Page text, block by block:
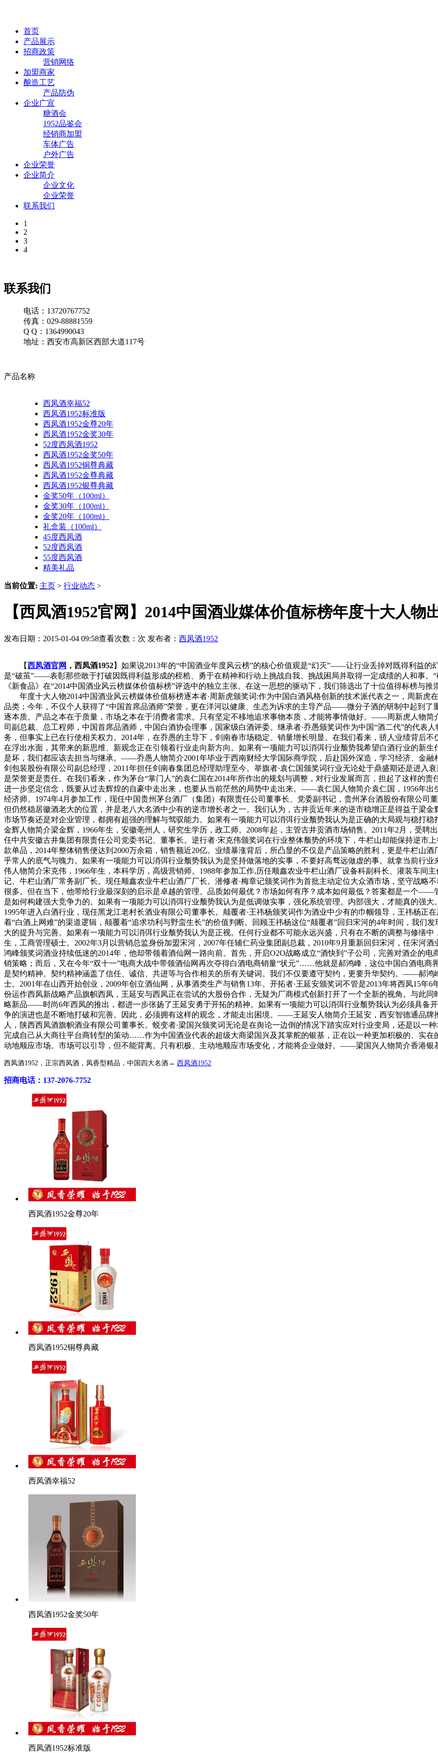
首页
产品展示
招商政策
营销网络
加盟商家
酿造工艺
产品防伪
企业广宣
糖酒会
1952品鉴会
经销商加盟
车体广告
户外广告
企业荣誉
企业简介
企业文化
企业荣誉
联系我们
1
2
3
4
联系我们
电话：13720767752
传真：029-88881559
Q Q：1364990043
地址：西安市高新区西部大道117号
产品名称
西凤酒幸福52
西凤酒1952标准版
西凤酒1952金尊20年
西凤酒1952金奖30年
52度西凤酒1952
西凤酒1952金奖50年
西凤酒1952铜尊典藏
西凤酒1952金尊典藏
西凤酒1952银尊典藏
金奖50年（100ml）
金奖30年（100ml）
金奖20年（100ml）
礼盒装（100ml）
45度西凤酒
52度西凤酒
55度西凤酒
精美礼品
当前位置: 主页 > 行业动态 >
【西凤酒1952官网】2014中国酒业媒体价值标榜年度十大人物
发布日期：2015-01-04 09:58查看次数： 次 发布者： 西凤酒1952
【西凤酒官网 ，西凤酒1952】如果说2013年的“中国酒业年度风云榜”的核心价值观是“幻灭”——让行业丢掉对既得利益的
是“破茧”——表彰那些敢于打破因既得利益形成的桎梏、勇于在精神和行动上挑战自我、挑战困局并取得一定成绩的人和事。
《新食品》在“2014中国酒业风云榜媒体价值标榜”评选中的独立主张。在这一思想的驱动下，我们筛选出了十位值得标榜与推
年度十大人物2014中国酒业风云榜媒体价值标榜逐本者·周新虎颁奖词:作为中国白酒风格创新的技术派代表之一，周新虎
品类；今年，不仅个人获得了“中国首席品酒师”荣誉，更在洋河以健康、生态为诉求的主导产品——微分子酒的研制中起到
逐本质。产品之本在于质量，市场之本在于消费者需求。只有坚定不移地追求事物本质，才能将事情做好。——周新虎人物简
司副总裁、总工程师，中国首席品酒师，中国白酒协会理事，国家级白酒评委。继承者·乔愚颁奖词作为中国“酒二代”的代表
务，但事实上已在行使相关权力。2014年，在乔愚的主导下，剑南春市场稳定、销量增长明显。在我们看来，骄人业绩背后
在浮出水面，其带来的新思维、新观念正在引领着行业走向新方向。如果有一项能力可以消弭行业颓势我希望白酒行业的新
是坏，我们都应该去担当与继承。——乔愚人物简介2001年毕业于西南财经大学国际商学院，后赴国外深造，学习经济、金
剑包装股份有限公司副总经理，2011年担任剑南春集团总经理助理至今。举旗者·袁仁国颁奖词行业无论处于鼎盛期还是进入
是荣誉更是责任。在我们看来，作为茅台“掌门人”的袁仁国在2014年所作出的规划与调整，对行业发展而言，担起了这样的
进一步坚定信念，既要从过去辉煌的自豪中走出来，也要从当前茫然的局势中走出来。——袁仁国人物简介袁仁国，1956年出
经济师。1974年4月参加工作，现任中国贵州茅台酒厂（集团）有限责任公司董事长、党委副书记，贵州茅台酒股份有限公司
但仍然稳居徽酒老大的位置，并是老八大名酒中少有的逆市增长者之一。我们认为，古井贡近年来的逆市稳增正是得益于梁
市场节奏还是对企业管理，都拥有超强的理解与驾驭能力。如果有一项能力可以消弭行业颓势我认为是正确的大局观与稳打
金辉人物简介梁金辉，1966年生，安徽亳州人，研究生学历，政工师。2008年起，主管古井贡酒市场销售。2011年2月，受聘
任中共安徽古井集团有限责任公司党委书记、董事长。逆行者·宋克伟颁奖词在行业整体颓势的环境下，牛栏山却能保持逆市
款单品，2014年整体销售便达到2000万余箱，销售额近20亿。业绩暴涨背后，所凸显的不仅是产品策略的胜利，更是牛栏山
乎常人的底气与魄力。如果有一项能力可以消弭行业颓势我认为是坚持做落地的实事，不要好高骛远做虚的事。就拿当前行
伟人物简介宋克伟，1966年生，本科学历，高级营销师。1988年参加工作,历任顺鑫农业牛栏山酒厂设备科副科长、灌装车间
记、牛栏山酒厂常务副厂长。现任顺鑫农业牛栏山酒厂厂长。潜修者·梅章记颁奖词作为首批主动定位大众酒市场，坚守战略
很多。但在当下，他带给行业最深刻的启示是卓越的管理。品质如何最优？市场如何有序？成本如何最低？答案都是一个
是如何构建强大竞争力的。如果有一项能力可以消弭行业颓势我认为是低调做实事，强化系统管理。内部强大，才能真的强
1995年进入白酒行业，现任黑龙江老村长酒业有限公司董事长。颠覆者·王祎杨颁奖词作为酒业中少有的巾帼领导，王祎杨正
着“白酒上网难”的渠道逻辑，颠覆着“追求功利与野蛮生长”的价值判断。回顾王祎杨这位“颠覆者”回归宋河的4年时间，我们
大的提升与完善。如果有一项能力可以消弭行业颓势我认为是正视。任何行业都不可能永远兴盛，只有在不断的调整与修缮
生，工商管理硕士。2002年3月以营销总监身份加盟宋河，2007年任辅仁药业集团副总裁，2010年9月重新回归宋河，任宋河
鸿峰颁奖词酒业持续低迷的2014年，他却带领着酒仙网一路向前。首先，开启O2O战略成立“酒快到”子公司，完善对酒企的
销策略；而后，又在今年“双十一”电商大战中带领酒仙网再次夺得白酒电商销量“状元”……他就是郝鸿峰，这位中国白酒电商
是契约精神。契约精神涵盖了信任、诚信、共进等与合作相关的所有关键词。我们不仅要遵守契约，更要升华契约。——郝鸿
士。2001年在山西开始创业，2009年创立酒仙网，从事酒类生产与销售13年。开拓者·王延安颁奖词不管是2013年将西凤15年
份运作西凤新战略产品旗帜西凤，王延安与西凤正在尝试的大股份合作，无疑为厂商模式创新打开了一个全新的视角。与此
略新品——时尚6年西凤的推出，都进一步张扬了王延安勇于开拓的精神。如果有一项能力可以消弭行业颓势我认为必须具备
争的演进也是不断地打破和完善。因此，必须拥有这样的观念，才能走出困境。——王延安人物简介王延安，西安智德通品牌
人，陕西西凤酒旗帜酒业有限公司董事长。蜕变者·梁国兴颁奖词无论是在舆论一边倒的情况下踏实应对行业变局，还是以一
完成自己从大商往平台商转型的策动……作为中国酒业代表的超级大商梁国兴及其掌舵的银基，正在以一种更加积极的、实
动地顺应市场。市场可以引导，但不能背离。只有积极、主动地顺应市场变化，才能将企业做好。——梁国兴人物简介香港银
西凤酒1952，正宗西凤酒，凤香型精品，中国四大名酒→ 西凤酒1952
招商电话：137-2076-7752
西凤酒1952金尊20年
西凤酒1952铜尊典藏
西凤酒幸福52
西凤酒1952金奖50年
西凤酒1952标准版